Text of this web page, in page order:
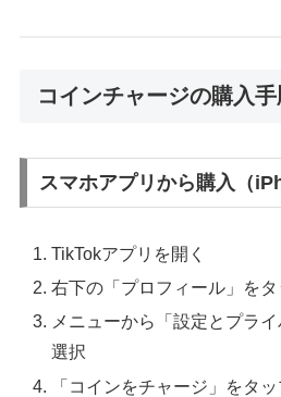
コインチャージの購入
スマホアプリから購入（
TikTokアプリを開く
右下の「プロフィール」を
メニューから「設定とプラ
選択
「コインをチャージ」をタ